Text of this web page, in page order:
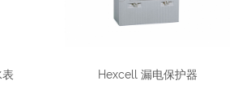
Hexcell 漏电保护器